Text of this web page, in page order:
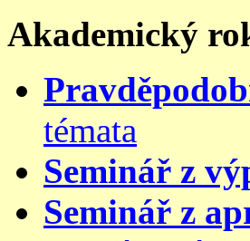
Akademický
témata
Seminář z
Seminář z